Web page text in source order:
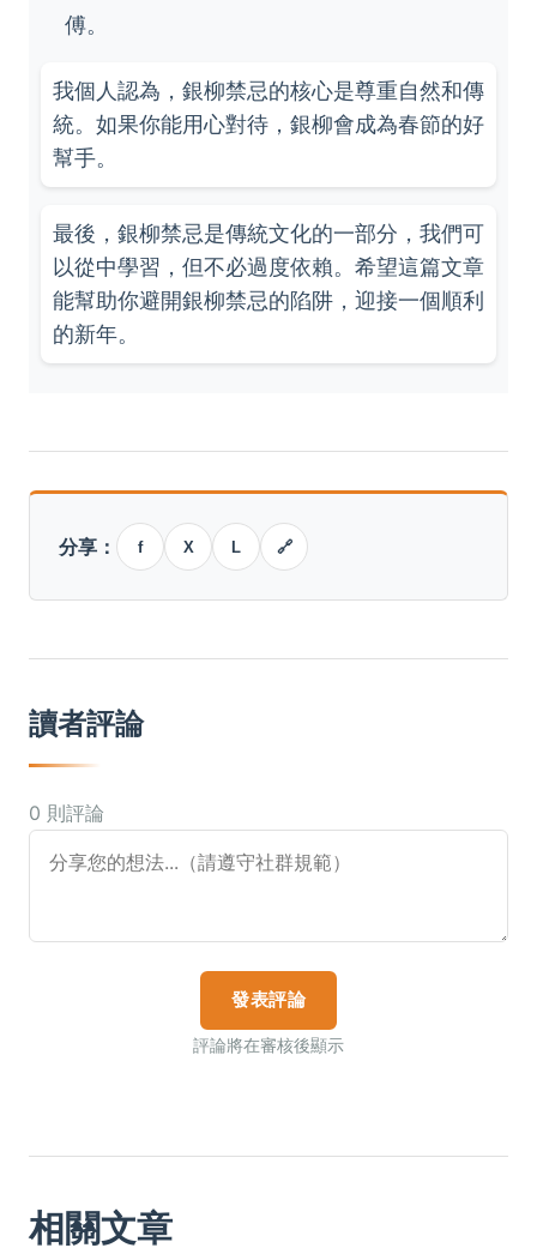
傅。
我個人認為，銀柳禁忌的核心是尊重自然和傳
統。如果你能用心對待，銀柳會成為春節的好
幫手。
最後，銀柳禁忌是傳統文化的一部分，我們可
以從中學習，但不必過度依賴。希望這篇文章
能幫助你避開銀柳禁忌的陷阱，迎接一個順利
的新年。
分享： f X L 🔗
讀者評論
0 則評論
發表評論
評論將在審核後顯示
相關文章